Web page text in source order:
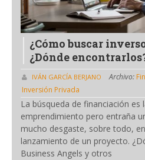
¿Cómo buscar
¿Dónde
IVÁN GARCÍA BERJANO Archivo:
Inversión Privada
La búsqueda de financiación es
emprendimiento pero entraña
mucho desgaste, sobre todo,
lanzamiento de un proyecto.
Business Angels y otros